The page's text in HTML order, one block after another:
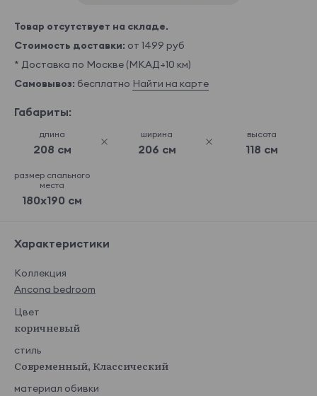
Товар отсутствует на складе.
Стоимость доставки: от 1499 руб
* Доставка по Москве (МКАД+10 км)
Самовывоз: бесплатно Найти на карте
Габариты:
длина
208 см
ширина
206 см
высота
118 см
размер спального
места
180x190 см
Характеристики
Коллекция
Ancona bedroom
Цвет
коричневый
стиль
Современный, Классический
материал обивки